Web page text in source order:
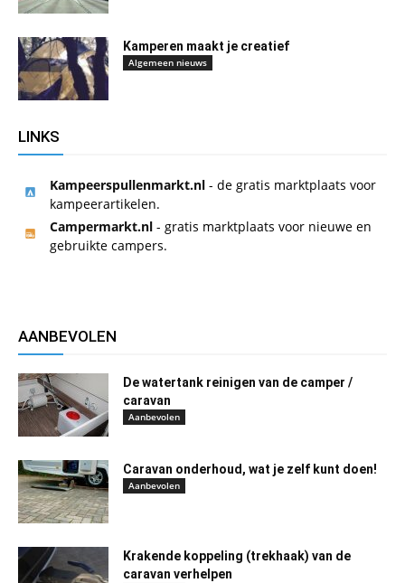
Kamperen maakt je creatief
Algemeen nieuws
LINKS
Kampeerspullenmarkt.nl - de gratis marktplaats voor
kampeerartikelen.
Campermarkt.nl - gratis marktplaats voor nieuwe en
gebruikte campers.
AANBEVOLEN
De watertank reinigen van de camper /
caravan
Aanbevolen
Caravan onderhoud, wat je zelf kunt doen!
Aanbevolen
Krakende koppeling (trekhaak) van de
caravan verhelpen